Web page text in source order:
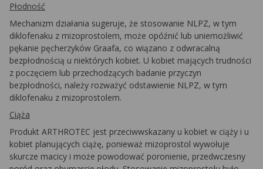
Płodność
Mechanizm działania sugeruje, że stosowanie NLPZ, w tym
diklofenaku z mizoprostolem, może opóźnić lub uniemożliwić
pękanie pęcherzyków Graafa, co wiązano z odwracalną
bezpłodnością u niektórych kobiet. U kobiet mających trudności
z poczęciem lub przechodzących badanie przyczyn
bezpłodności, należy rozważyć odstawienie NLPZ, w tym
diklofenaku z mizoprostolem.
Ciąża
Produkt ARTHROTEC jest przeciwwskazany u kobiet w ciąży i u
kobiet planujących ciążę, ponieważ mizoprostol wywołuje
skurcze macicy i może powodować poronienie, przedwczesny